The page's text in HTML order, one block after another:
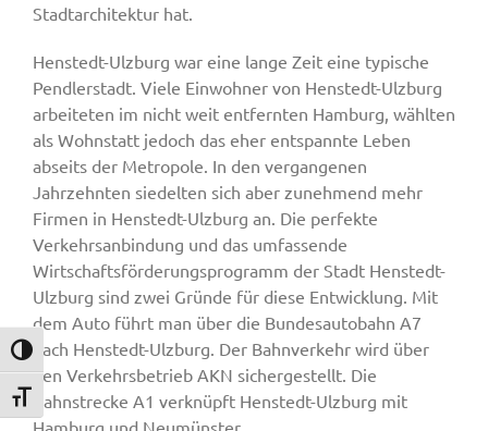
Umschalten auf hohe Kontraste
Schrift vergrößern
Stadtarchitektur hat.
Henstedt-Ulzburg war eine lange Zeit eine typische
Pendlerstadt. Viele Einwohner von Henstedt-Ulzburg
arbeiteten im nicht weit entfernten Hamburg, wählten
als Wohnstatt jedoch das eher entspannte Leben
abseits der Metropole. In den vergangenen
Jahrzehnten siedelten sich aber zunehmend mehr
Firmen in Henstedt-Ulzburg an. Die perfekte
Verkehrsanbindung und das umfassende
Wirtschaftsförderungsprogramm der Stadt Henstedt-
Ulzburg sind zwei Gründe für diese Entwicklung. Mit
dem Auto führt man über die Bundesautobahn A7
nach Henstedt-Ulzburg. Der Bahnverkehr wird über
den Verkehrsbetrieb AKN sichergestellt. Die
Bahnstrecke A1 verknüpft Henstedt-Ulzburg mit